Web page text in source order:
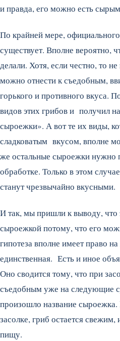
и правда, его можно есть
По крайней мере, официального
существует. Вполне вероятно,
делали. Хотя, если честно, то
можно отнести к съедобным,
горького и противного вкуса.
видов этих грибов и получил
сыроежки». А вот те их виды,
сладковатым вкусом, вполне
же остальные сыроежки нужно
обработке. Только в этом
станут чрезвычайно вкусными.
И так, мы пришли к выводу, что
сыроежкой потому, что его
гипотеза вполне имеет право
единственная. Есть и иное
Оно сводится тому, что при
съедобным уже на следующие
произошло название
засолке, гриб остается
пищу.